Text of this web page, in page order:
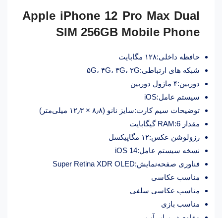
Apple iPhone 12 Pro Max Dual
SIM 256GB Mobile Phone
حافظه داخلی:۱۲۸ مگابایت
شبکه های ارتباطی:۵G، ۴G، ۳G، ۲G
دوربین:۴ ماژول دوربین
سیستم عامل:iOS
توضیحات سیم کارت:سایز نانو (۸٫۸ × ۱۲٫۳ میلی‌متر)
مقدار RAM:6 گیگابایت
رزولوشن عکس:۱۲ مگاپیکسل
نسخه سیستم عامل:iOS 14
فناوری صفحه‌نمایش:Super Retina XDR OLED
مناسب عکاسی
مناسب عکاسی سلفی
مناسب بازی